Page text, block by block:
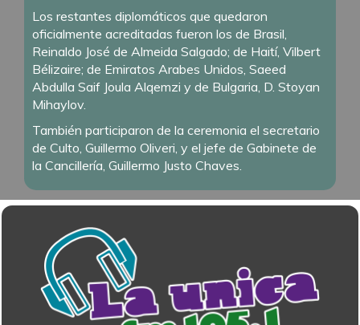
Los restantes diplomáticos que quedaron
oficialmente acreditadas fueron los de Brasil,
Reinaldo José de Almeida Salgado; de Haití, Vilbert
Bélizaire; de Emiratos Arabes Unidos, Saeed
Abdulla Saif Joula Alqemzi y de Bulgaria, D. Stoyan
Mihaylov.
También participaron de la ceremonia el secretario
de Culto, Guillermo Oliveri, y el jefe de Gabinete de
la Cancillería, Guillermo Justo Chaves.